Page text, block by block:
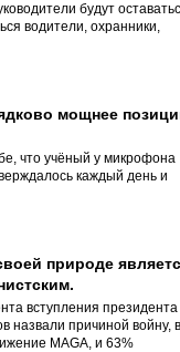
будут
водители, охранники,
мощнее
что учёный у микрофона
каждый день и
природе
вступления президента
назвали причиной войну, в
MAGA, и 63%